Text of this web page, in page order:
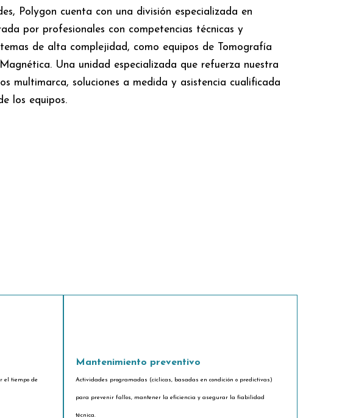
Polygon cuenta con una división especializada en
por profesionales con competencias técnicas y
de alta complejidad, como equipos de Tomografía
Una unidad especializada que refuerza nuestra
multimarca, soluciones a medida y asistencia cualificada
los equipos.
el tiempo de
Mantenimiento preventivo
Actividades programadas (cíclicas, basadas en condición o predictivas)
para prevenir fallos, mantener la eficiencia y asegurar la fiabilidad
técnica.